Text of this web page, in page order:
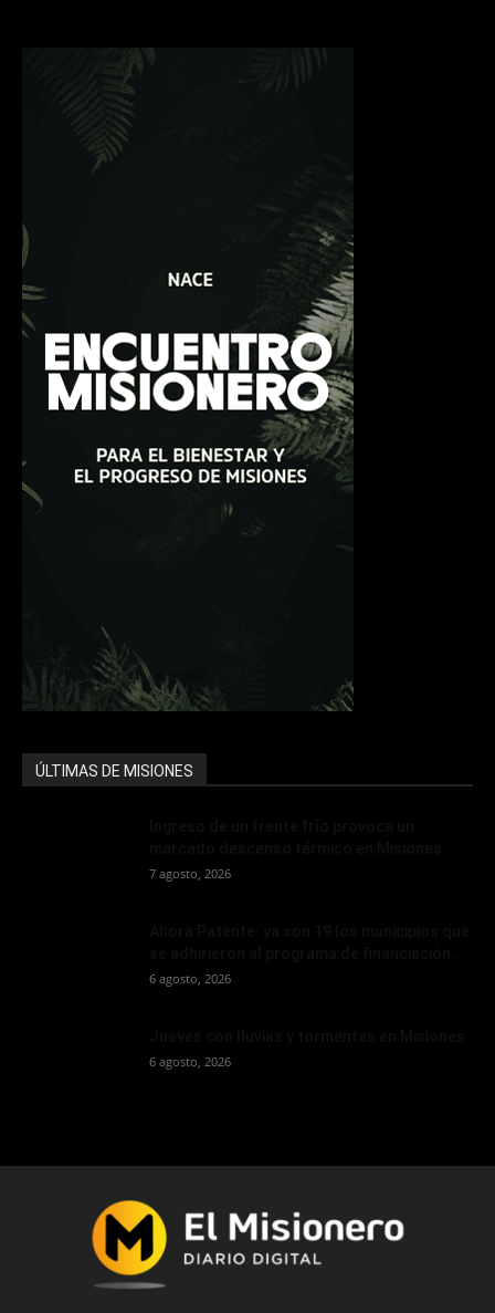
ÚLTIMAS DE MISIONES
7 agosto, 2026
6 agosto, 2026
6 agosto, 2026